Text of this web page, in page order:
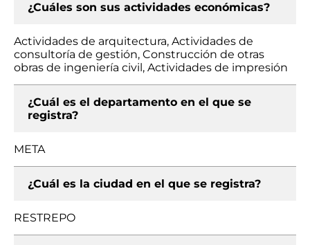
¿Cuáles son sus actividades económicas?
Actividades de arquitectura, Actividades de
consultoría de gestión, Construcción de otras
obras de ingeniería civil, Actividades de impresión
¿Cuál es el departamento en el que se
registra?
META
¿Cuál es la ciudad en el que se registra?
RESTREPO